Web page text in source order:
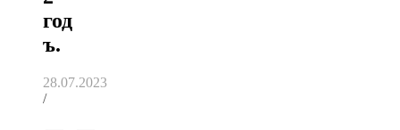
год
ъ.
28.07.2023
/